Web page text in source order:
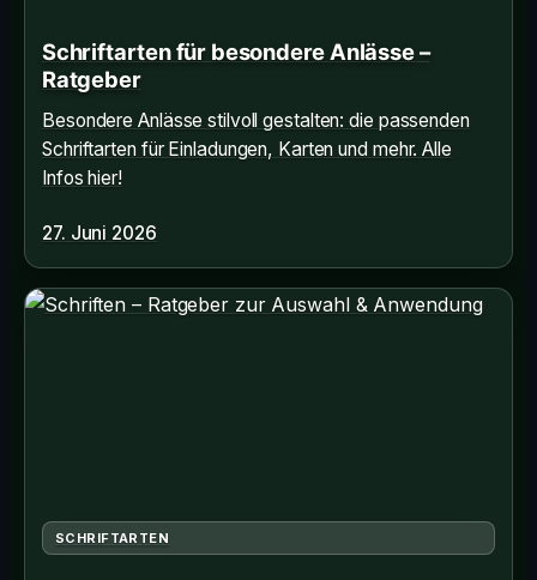
Schriftarten für besondere Anlässe –
Ratgeber
Besondere Anlässe stilvoll gestalten: die passenden
Schriftarten für Einladungen, Karten und mehr. Alle
Infos hier!
27. Juni 2026
SCHRIFTARTEN